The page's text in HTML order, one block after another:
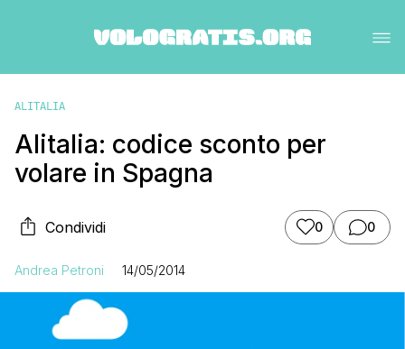
ALITALIA
Alitalia: codice sconto per
volare in Spagna
Condividi 0 0
Andrea Petroni 14/05/2014